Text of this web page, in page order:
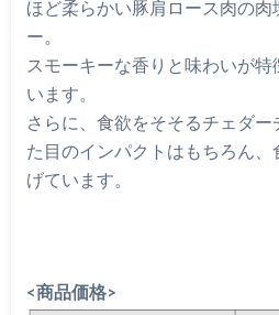
ほど柔らかい豚肩ロース肉の
ー。
スモーキーな香りと味わいが特
います。
さらに、食欲をそそるチェダ
た目のインパクトはもちろん
げています。
<商品価格>